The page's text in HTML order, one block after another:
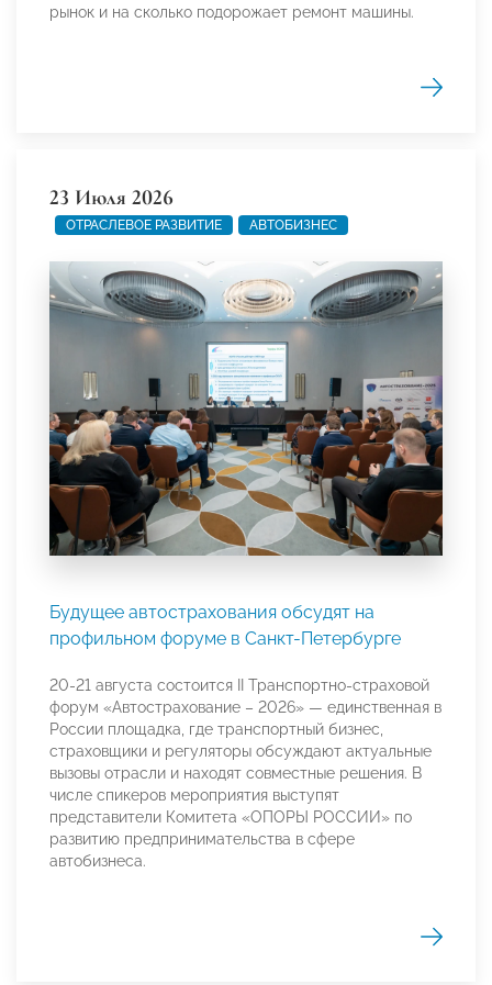
рынок и на сколько подорожает ремонт машины.
23 Июля 2026
ОТРАСЛЕВОЕ РАЗВИТИЕ АВТОБИЗНЕС
Будущее автострахования обсудят на
профильном форуме в Санкт-Петербурге
20-21 августа состоится II Транспортно‑страховой
форум «Автострахование – 2026» — единственная в
России площадка, где транспортный бизнес,
страховщики и регуляторы обсуждают актуальные
вызовы отрасли и находят совместные решения. В
числе спикеров мероприятия выступят
представители Комитета «ОПОРЫ РОССИИ» по
развитию предпринимательства в сфере
автобизнеса.